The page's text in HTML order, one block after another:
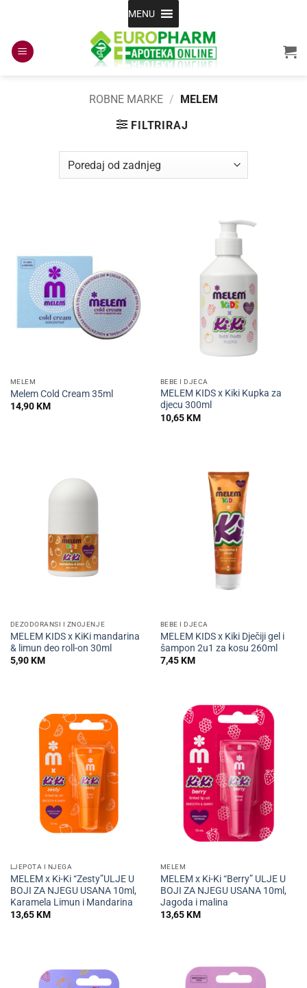
content
MENU
ROBNE MARKE / MELEM
FILTRIRAJ
MELEM
Melem Cold Cream 35ml
14,90KM
BEBE I DJECA
MELEM KIDS x Kiki Kupka za
djecu 300ml
10,65KM
DEZODORANSI I ZNOJENJE
MELEM KIDS x KiKi mandarina
& limun deo roll-on 30ml
5,90KM
BEBE I DJECA
MELEM KIDS x Kiki Dječiji gel i
šampon 2u1 za kosu 260ml
7,45KM
LJEPOTA I NJEGA
MELEM x Ki-Ki “Zesty”ULJE U
BOJI ZA NJEGU USANA 10ml,
Karamela Limun i Mandarina
13,65KM
MELEM
MELEM x Ki-Ki “Berry” ULJE U
BOJI ZA NJEGU USANA 10ml,
Jagoda i malina
13,65KM